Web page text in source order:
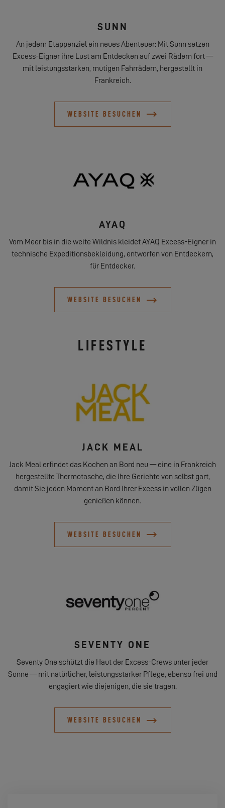
SUNN
An jedem Etappenziel ein neues Abenteuer: Mit Sunn setzen
Excess-Eigner ihre Lust am Entdecken auf zwei Rädern fort —
mit leistungsstarken, mutigen Fahrrädern, hergestellt in
Frankreich.
WEBSITE BESUCHEN
AYAQ
Vom Meer bis in die weite Wildnis kleidet AYAQ Excess-Eigner in
technische Expeditionsbekleidung, entworfen von Entdeckern,
für Entdecker.
WEBSITE BESUCHEN
LIFESTYLE
JACK MEAL
Jack Meal erfindet das Kochen an Bord neu — eine in Frankreich
hergestellte Thermotasche, die Ihre Gerichte von selbst gart,
damit Sie jeden Moment an Bord Ihrer Excess in vollen Zügen
genießen können.
WEBSITE BESUCHEN
SEVENTY ONE
Seventy One schützt die Haut der Excess-Crews unter jeder
Sonne — mit natürlicher, leistungsstarker Pflege, ebenso frei und
engagiert wie diejenigen, die sie tragen.
WEBSITE BESUCHEN